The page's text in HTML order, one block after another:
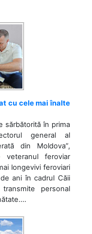
cu cele mai înalte
sărbătorită în prima
general al
din Moldova”,
feroviar
longevivi feroviari
ani în cadrul Căii
personal